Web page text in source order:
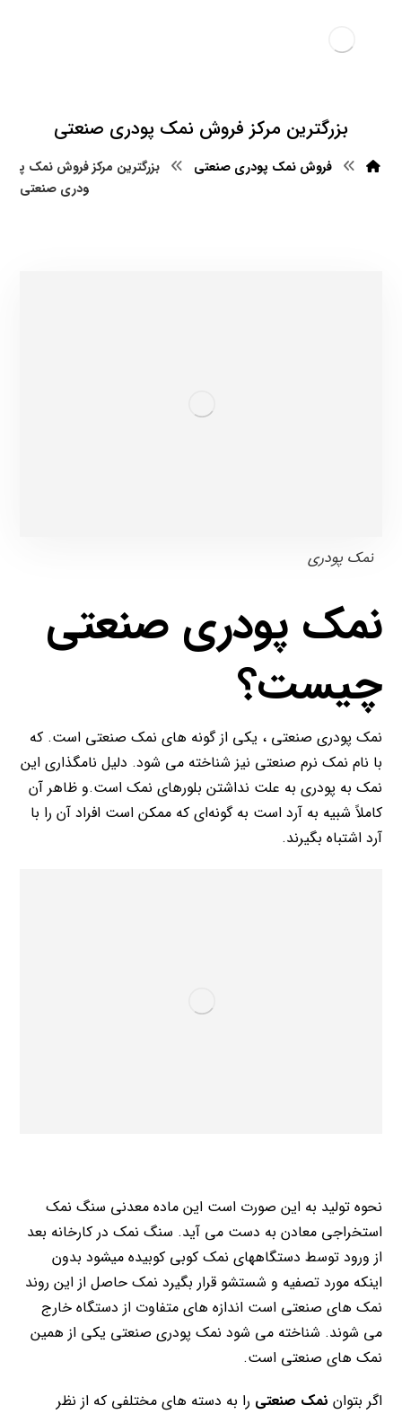
بزرگترین مرکز فروش نمک پودری صنعتی
فروش نمک پودری صنعتی
بزرگترین مرکز فروش نمک پ
ودری صنعتی
نمک پودری
نمک پودری صنعتی
چیست؟
نمک پودری صنعتی ، یکی از گونه های نمک صنعتی است. که
با نام نمک نرم صنعتی نیز شناخته می شود. دلیل نامگذاری این
نمک به پودری به علت نداشتن بلورهای نمک است.و ظاهر آن
کاملاً شبیه به آرد است به گونه‌ای که ممکن است افراد آن را با
آرد اشتباه بگیرند.
نحوه تولید به این صورت است این ماده معدنی سنگ نمک
استخراجی معادن به دست می آید. سنگ نمک در کارخانه بعد
از ورود توسط دستگاههای نمک کوبی کوبیده میشود بدون
اینکه مورد تصفیه و شستشو قرار بگیرد نمک حاصل از این روند
نمک های صنعتی است اندازه های متفاوت از دستگاه خارج
می شوند. شناخته می شود نمک پودری صنعتی یکی از همین
نمک های صنعتی است.
اگر بتوان نمک صنعتی را به دسته های مختلفی که از نظر